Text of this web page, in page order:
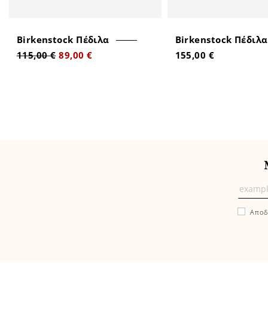
Birkenstock Πέδιλα
89,00 €
115,00 €
Birkenstock Πέδιλα
155,00 €
εδώ